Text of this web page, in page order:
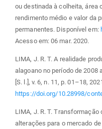
ou destinada à colheita, área
rendimento médio e valor da
permanentes. Disponível em:
Acesso em: 06 mar. 2020.
LIMA, J. R. T. A realidade
alagoano no período de 2008
[S. l.], v. 6, n. 11, p. 01–18,
https://doi.org/10.28998/
LIMA, J. R. T.
alterações para o mercado